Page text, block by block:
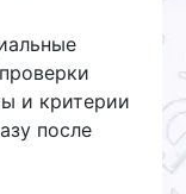
и критерии
после